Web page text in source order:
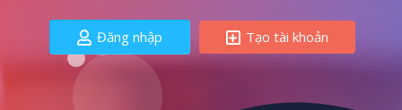
Đăng nhập Tạo tài khoản